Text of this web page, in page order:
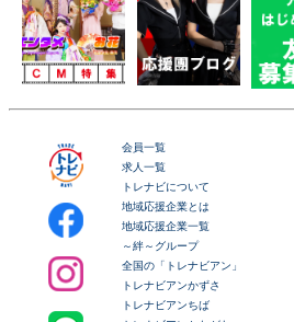
会員一覧
求人一覧
トレナビについて
地域応援企業とは
地域応援企業一覧
～絆～グループ
全国の「トレナビアン」
トレナビアンかずさ
トレナビアンちば